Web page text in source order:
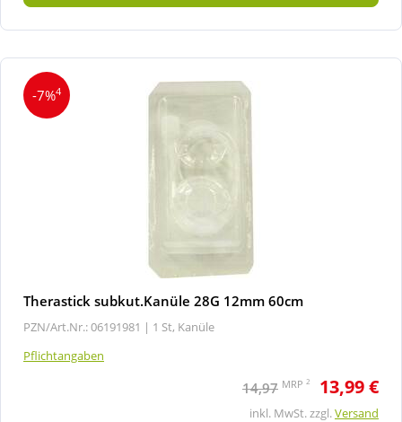
-7%4
Therastick subkut.Kanüle 28G 12mm 60cm
PZN/Art.Nr.: 06191981 | 1 St, Kanüle
Pflichtangaben
14,97 MRP 2 13,99 €
inkl. MwSt. zzgl.Versand